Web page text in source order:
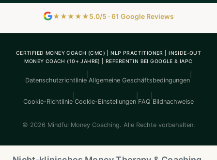
★★★★★5.0/5 · 61 Google Reviews
CERTIFIED MONEY COACH (CMC) | NLP PRACTITIONER | INSIDE-OUT
MONEY COACH (10+ JAHRE) | REFERENTIN BEI GOOGLE & IAPC
Datenschutzrichtlinie Allgemeine Geschäftsbedingungen
Cookie-Richtlinie Cookie-Einstellungen FAQ Bildnachweise
© 2026 Mindful Money Coaching. Alle Rechte vorbehalten.